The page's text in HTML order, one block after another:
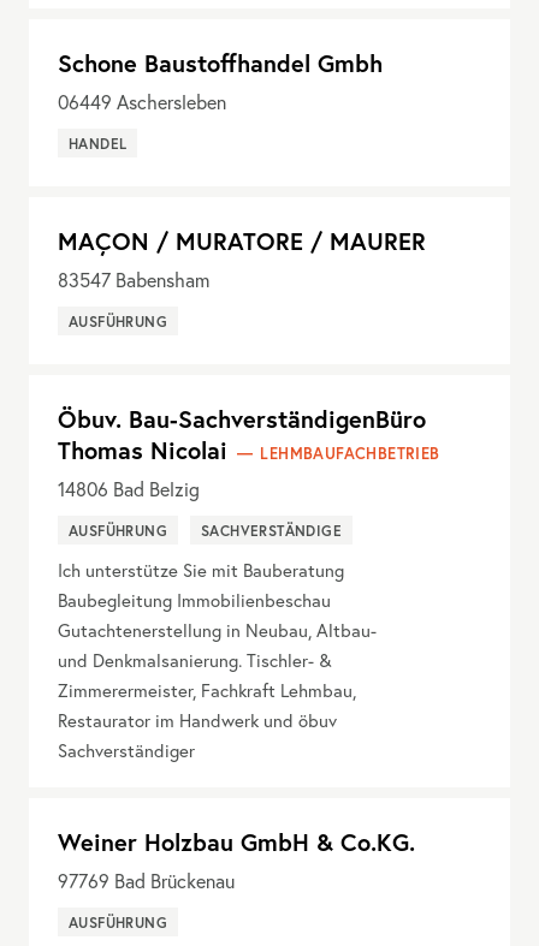
Schone Baustoffhandel Gmbh
06449 Aschersleben
HANDEL
MAÇON / MURATORE / MAURER
83547 Babensham
AUSFÜHRUNG
Öbuv. Bau-SachverständigenBüro
Thomas Nicolai
LEHMBAUFACHBETRIEB
14806 Bad Belzig
AUSFÜHRUNG SACHVERSTÄNDIGE
Ich unterstütze Sie mit Bauberatung
Baubegleitung Immobilienbeschau
Gutachtenerstellung in Neubau, Altbau-
und Denkmalsanierung. Tischler- &
Zimmerermeister, Fachkraft Lehmbau,
Restaurator im Handwerk und öbuv
Sachverständiger
Weiner Holzbau GmbH & Co.KG.
97769 Bad Brückenau
AUSFÜHRUNG